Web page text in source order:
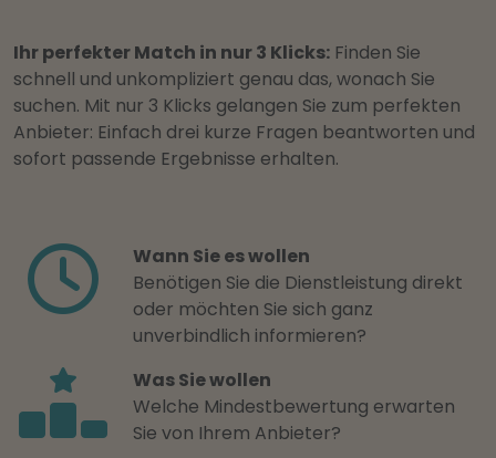
Ihr perfekter Match in nur 3 Klicks: Finden Sie
schnell und unkompliziert genau das, wonach Sie
suchen. Mit nur 3 Klicks gelangen Sie zum perfekten
Anbieter: Einfach drei kurze Fragen beantworten und
sofort passende Ergebnisse erhalten.
Wann Sie es wollen
Benötigen Sie die Dienstleistung direkt
oder möchten Sie sich ganz
unverbindlich informieren?
Was Sie wollen
Welche Mindestbewertung erwarten
Sie von Ihrem Anbieter?